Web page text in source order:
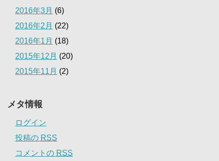
2016年3月 (6)
2016年2月 (22)
2016年1月 (18)
2015年12月 (20)
2015年11月 (2)
メタ情報
ログイン
投稿の RSS
コメントの RSS